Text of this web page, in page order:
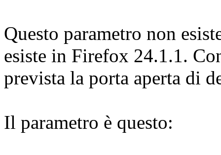
Questo parametro non
esiste in Firefox 24.1.1.
prevista la porta aperta di
Il parametro è questo: